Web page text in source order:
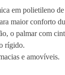
em polietileno
maior conforto
o palmar com
rígido.
e amovíveis.